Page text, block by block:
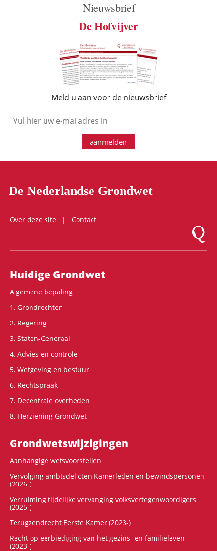
Nieuwsbrief
De Hofvijver
Meld u aan voor de nieuwsbrief
e-mail
aanmelden
De Nederlandse Grondwet
Over deze site
Contact
Logo
Hoofdnavigatie
Huidige Grondwet
Algemene bepaling
1. Grondrechten
2. Regering
3. Staten-Generaal
4. Advies en controle
5. Wetgeving en bestuur
6. Rechtspraak
7. Decentrale overheden
8. Herziening Grondwet
Grondwets­wijzigingen
Aanhangige wetsvoorstellen
Vervolging ambtsdelicten Kamerleden en bewindspersonen
(2026-)
Verruiming tijdelijke vervanging volksvertegenwoordigers
(2025-)
Terugzendrecht Eerste Kamer (2023-)
Recht op eerbiediging van het gezins- en familieleven
(2023-)